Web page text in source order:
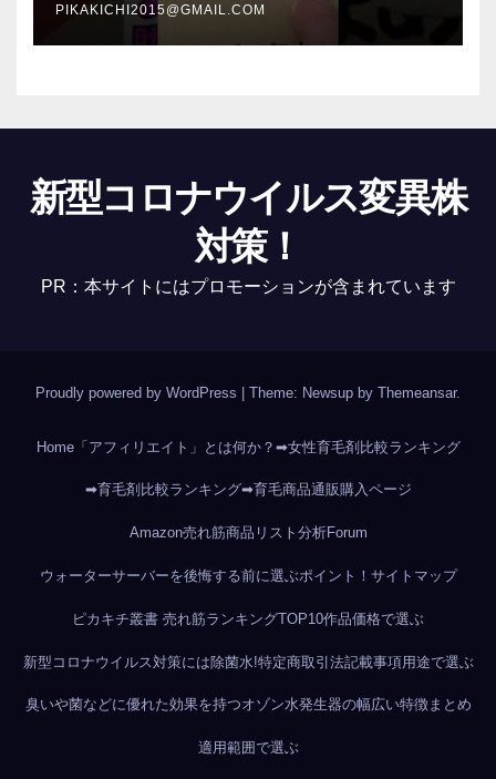
PIKAKICHI2015@GMAIL.COM
新型コロナウイルス変異株
対策！
PR：本サイトにはプロモーションが含まれています
Proudly powered by WordPress Theme: Newsup by Themeansar.
Home「アフィリエイト」とは何か？ ➡女性育毛剤比較ランキング
➡育毛剤比較ランキング➡育毛商品通販購入ページ
Amazon売れ筋商品リスト分析Forum
ウォーターサーバーを後悔する前に選ぶポイント！ サイトマップ
ピカキチ叢書 売れ筋ランキングTOP10作品価格で選ぶ
新型コロナウイルス対策には除菌水!特定商取引法記載事項用途で選ぶ
臭いや菌などに優れた効果を持つオゾン水発生器の幅広い特徴まとめ
適用範囲で選ぶ